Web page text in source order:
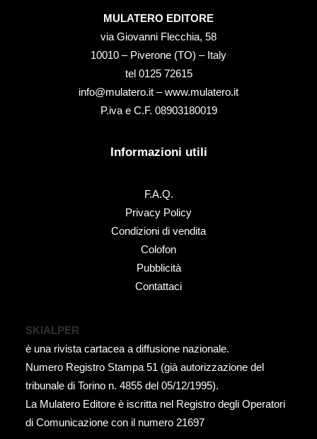
MULATERO EDITORE
via Giovanni Flecchia, 58
10010 – Piverone (TO) – Italy
tel ‭0125 72615‬
info@mulatero.it –www.mulatero.it
P.iva e C.F. 08903180019
Informazioni utili
F.A.Q.
Privacy Policy
Condizioni di vendita
Colofon
Pubblicità
Contattaci
SKIALPER
è una rivista cartacea a diffusione nazionale.
Numero Registro Stampa 51 (già autorizzazione del
tribunale di Torino n. 4855 del 05/12/1995).
La Mulatero Editore è iscritta nel Registro degli Operatori
di Comunicazione con il numero 21697